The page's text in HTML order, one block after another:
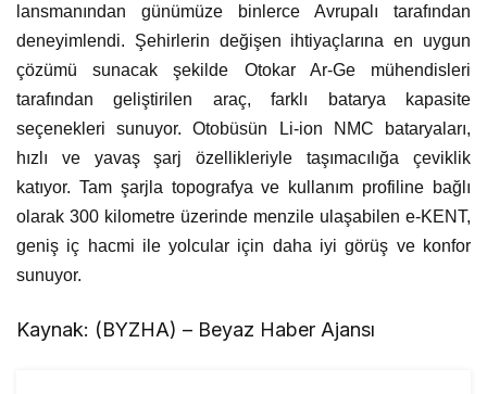
lansmanından günümüze binlerce Avrupalı tarafından
deneyimlendi. Şehirlerin değişen ihtiyaçlarına en uygun
çözümü sunacak şekilde Otokar Ar-Ge mühendisleri
tarafından geliştirilen araç, farklı batarya kapasite
seçenekleri sunuyor. Otobüsün Li-ion NMC bataryaları,
hızlı ve yavaş şarj özellikleriyle taşımacılığa çeviklik
katıyor. Tam şarjla topografya ve kullanım profiline bağlı
olarak 300 kilometre üzerinde menzile ulaşabilen e-KENT,
geniş iç hacmi ile yolcular için daha iyi görüş ve konfor
sunuyor.
Kaynak: (BYZHA) – Beyaz Haber Ajansı